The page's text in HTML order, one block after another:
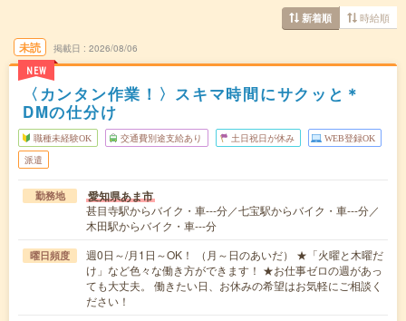
新着順 時給順
未読
NEW
掲載日 2026/08/06
〈カンタン作業！〉スキマ時間にサクッと＊
DMの仕分け
職種未経験OK 交通費別途支給あり 土日祝日が休み WEB登録OK
派遣
勤務地 愛知県あま市
甚目寺駅からバイク・車---分／七宝駅からバイク・車---分／
木田駅からバイク・車---分
曜日頻度
週0日～/月1日～OK！ （月～日のあいだ） ★「火曜と木曜だ
け」など色々な働き方ができます！ ★お仕事ゼロの週があっ
ても大丈夫。 働きたい日、お休みの希望はお気軽にご相談く
ださい！